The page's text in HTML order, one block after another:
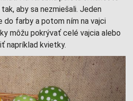
aby sa nezmiešali. Jeden
do farby a potom ním na vajci
môžu pokrývať celé vajcia alebo
napríklad kvietky.